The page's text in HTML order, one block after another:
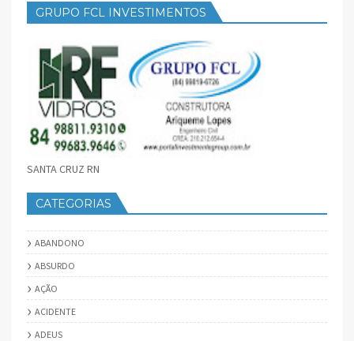
GRUPO FCL INVESTIMENTOS
SANTA CRUZ RN
CATEGORIAS
ABANDONO
ABSURDO
AÇÃO
ACIDENTE
ADEUS